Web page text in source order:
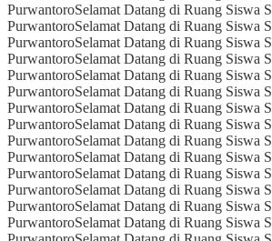
PurwantoroSelamat Datang di Ruang Siswa
PurwantoroSelamat Datang di Ruang Siswa
PurwantoroSelamat Datang di Ruang Siswa
PurwantoroSelamat Datang di Ruang Siswa
PurwantoroSelamat Datang di Ruang Siswa
PurwantoroSelamat Datang di Ruang Siswa
PurwantoroSelamat Datang di Ruang Siswa
PurwantoroSelamat Datang di Ruang Siswa
PurwantoroSelamat Datang di Ruang Siswa
PurwantoroSelamat Datang di Ruang Siswa
PurwantoroSelamat Datang di Ruang Siswa
PurwantoroSelamat Datang di Ruang Siswa
PurwantoroSelamat Datang di Ruang Siswa
PurwantoroSelamat Datang di Ruang Siswa